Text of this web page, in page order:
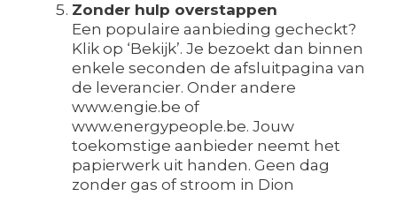
Zonder hulp overstappen
Een populaire aanbieding gecheckt?
Klik op ‘Bekijk’. Je bezoekt dan binnen
enkele seconden de afsluitpagina van
de leverancier. Onder andere
www.engie.be of
www.energypeople.be. Jouw
toekomstige aanbieder neemt het
papierwerk uit handen. Geen dag
zonder gas of stroom in Dion